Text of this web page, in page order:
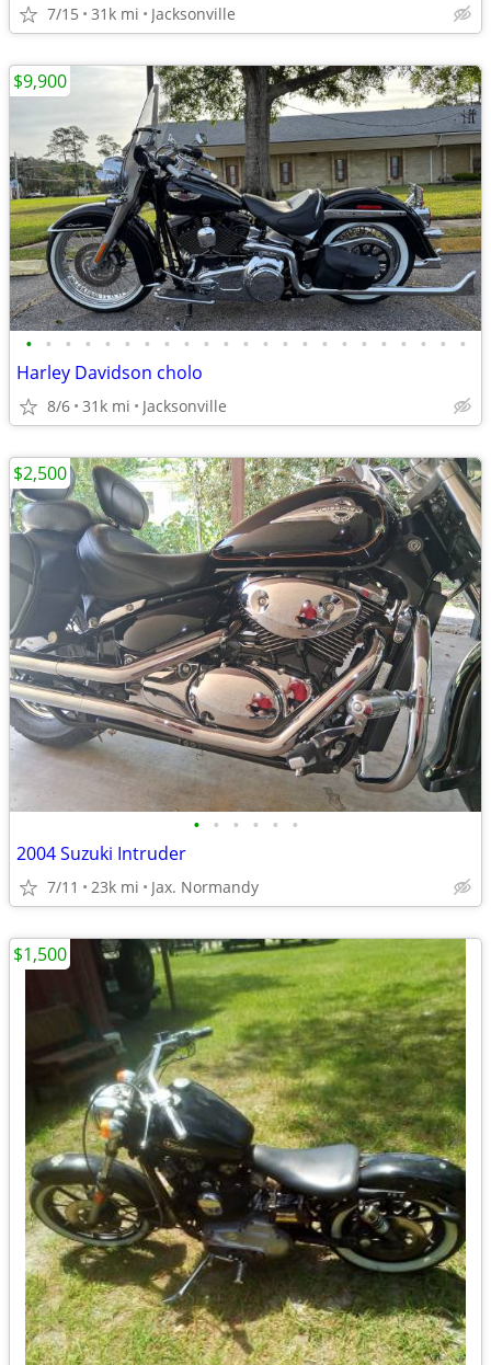
7/15 31k mi Jacksonville
• • • • • • • • • • • • • • • • • • • • • • •
Harley Davidson cholo
8/6 31k mi Jacksonville
$9,900
• • • • • •
2004 Suzuki Intruder
7/11 23k mi Jax. Normandy
$2,500
$1,500